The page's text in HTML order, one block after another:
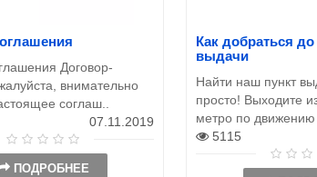
Договор-
внимательно
соглаш..
07.11.2019
ПОДРОБНЕЕ
Как добраться до
выдачи
Найти наш пункт
просто! Выходите
метро по движению
5115